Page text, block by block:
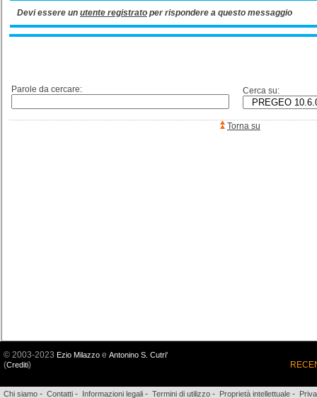
Devi essere un utente registrato per rispondere a questo messaggio
Parole da cercare: Cerca su:
Torna su
© 2003-2023 Ezio Milazzo e Antonino S. Cutri'
(Crediti)
Chi siamo - Contatti - Informazioni legali - Termini di utilizzo - Proprietà intellettuale -